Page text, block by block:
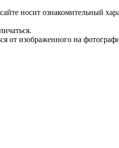
носит ознакомительный
от изображенного на